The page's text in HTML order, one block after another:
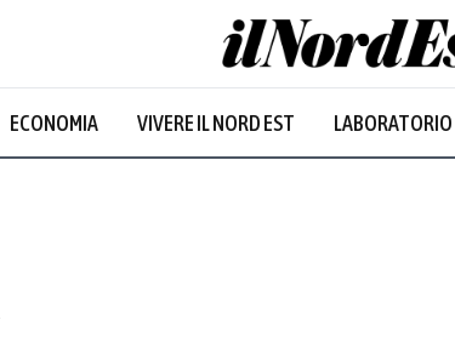
ECONOMIA VIVERE IL NORD EST
Prevalentemente soleggiato